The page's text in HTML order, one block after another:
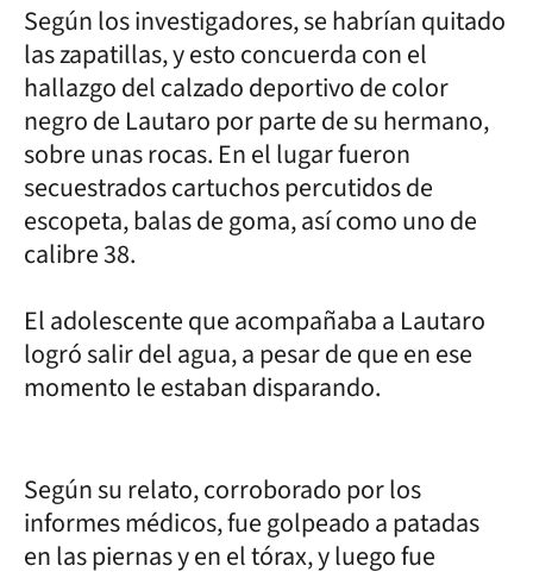
Según los investigadores, se habrían quitado
las zapatillas, y esto concuerda con el
hallazgo del calzado deportivo de color
negro de Lautaro por parte de su hermano,
sobre unas rocas. En el lugar fueron
secuestrados cartuchos percutidos de
escopeta, balas de goma, así como uno de
calibre 38.
El adolescente que acompañaba a Lautaro
logró salir del agua, a pesar de que en ese
momento le estaban disparando.
Según su relato, corroborado por los
informes médicos, fue golpeado a patadas
en las piernas y en el tórax, y luego fue